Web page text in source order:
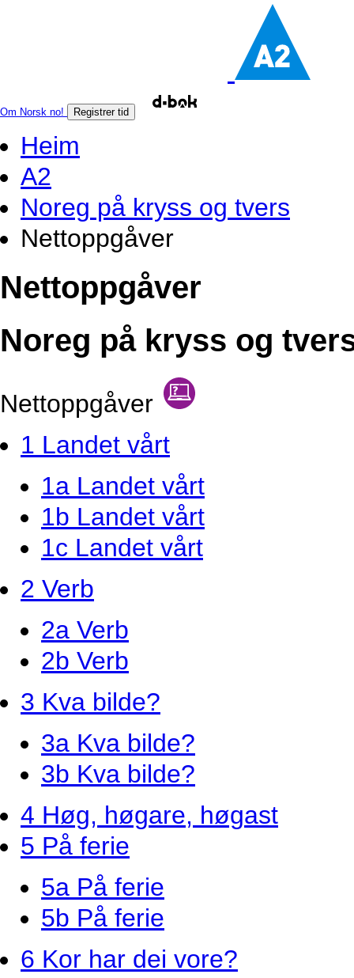
Om Norsk no! Registrer tid
Heim
A2
Noreg på kryss og tvers
Nettoppgåver
Nettoppgåver
Noreg på kryss og
Nettoppgåver
1 Landet vårt
1a Landet vårt
1b Landet vårt
1c Landet vårt
2 Verb
2a Verb
2b Verb
3 Kva bilde?
3a Kva bilde?
3b Kva bilde?
4 Høg, høgare, høgast
5 På ferie
5a På ferie
5b På ferie
6 Kor har dei vore?